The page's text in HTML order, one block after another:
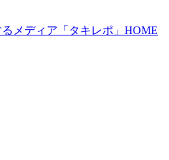
るメディア「タキレポ」HOME